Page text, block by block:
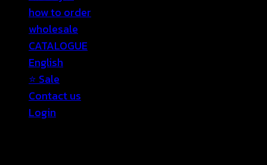
how to order
wholesale
CATALOGUE
English
⭐ Sale
Contact us
Login